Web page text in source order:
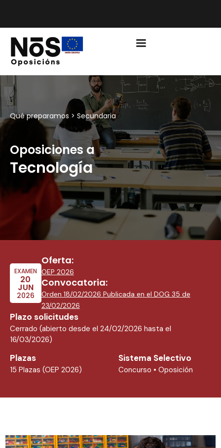
Qué preparamos > Secundaria
Oposiciones a
Tecnología
EXAMEN
20
JUN
2026
Oferta:
OEP 2026
Convocatoria:
Orden 18/02/2026 Publicada en el DOG 35 de
23/02/2026
Plazo solicitudes
Cerrado (abierto desde el 24/02/2026 hasta el
16/03/2026)
Sistema Selectivo
Concurso • Oposición
Plazas
15 Plazas (OEP 2026)